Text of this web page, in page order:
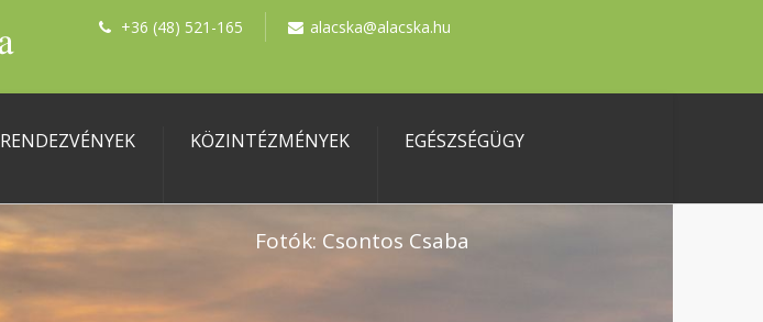
+36 (48) 521-165 alacska@alacska.hu
RENDEZVÉNYEK KÖZINTÉZMÉNYEK EGÉSZSÉGÜGY
Fotók: Csontos Csaba